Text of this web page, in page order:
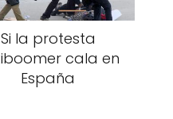
Si la protesta
cala en
España